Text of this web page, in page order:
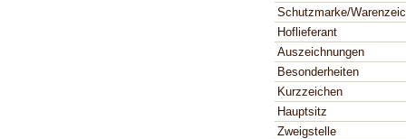
Schutzmarke/
Hoflieferant
Auszeichnungen
Besonderheiten
Kurzzeichen
Hauptsitz
Zweigstelle